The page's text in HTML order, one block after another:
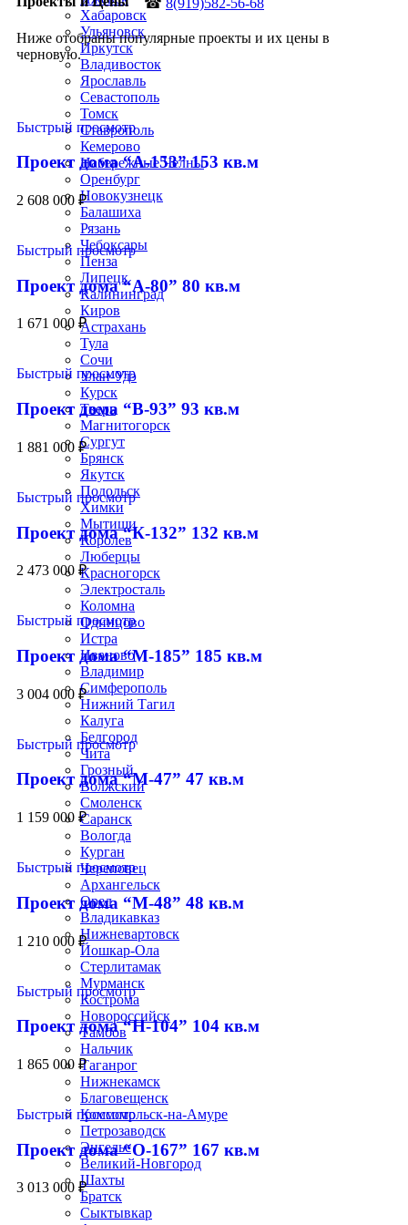
Хабаровск
Ульяновск
Иркутск
Владивосток
Ярославль
Севастополь
Томск
Ставрополь
Кемерово
Набережные Челны
Оренбург
Новокузнецк
Балашиха
Рязань
Чебоксары
Пенза
Липецк
Калининград
Киров
Астрахань
Тула
Сочи
Улан-Удэ
Курск
Тверь
Магнитогорск
Сургут
Брянск
Якутск
Подольск
Химки
Мытищи
Королев
Люберцы
Красногорск
Электросталь
Коломна
Одинцово
Истра
Иваново
Владимир
Симферополь
Нижний Тагил
Калуга
Белгород
Чита
Грозный
Волжский
Смоленск
Саранск
Вологда
Курган
Череповец
Архангельск
Орел
Владикавказ
Нижневартовск
Йошкар-Ола
Стерлитамак
Мурманск
Кострома
Новороссийск
Тамбов
Нальчик
Таганрог
Нижнекамск
Благовещенск
Комсомольск-на-Амуре
Петрозаводск
Энгельс
Великий-Новгород
Шахты
Братск
Сыктывкар
☎ 8(919)582-56-68
Ниже отобраны популярные проекты и их цены в
черновую.
Быстрый просмотр
Проект дома “А-153” 153 кв.м
2 608 000 ₽
Быстрый просмотр
Проект дома “А-80” 80 кв.м
1 671 000 ₽
Быстрый просмотр
Проект дома “В-93” 93 кв.м
1 881 000 ₽
Быстрый просмотр
Проект дома “К-132” 132 кв.м
2 473 000 ₽
Быстрый просмотр
Проект дома “М-185” 185 кв.м
3 004 000 ₽
Быстрый просмотр
Проект дома “М-47” 47 кв.м
1 159 000 ₽
Быстрый просмотр
Проект дома “М-48” 48 кв.м
1 210 000 ₽
Быстрый просмотр
Проект дома “Н-104” 104 кв.м
1 865 000 ₽
Быстрый просмотр
Проект дома “О-167” 167 кв.м
3 013 000 ₽